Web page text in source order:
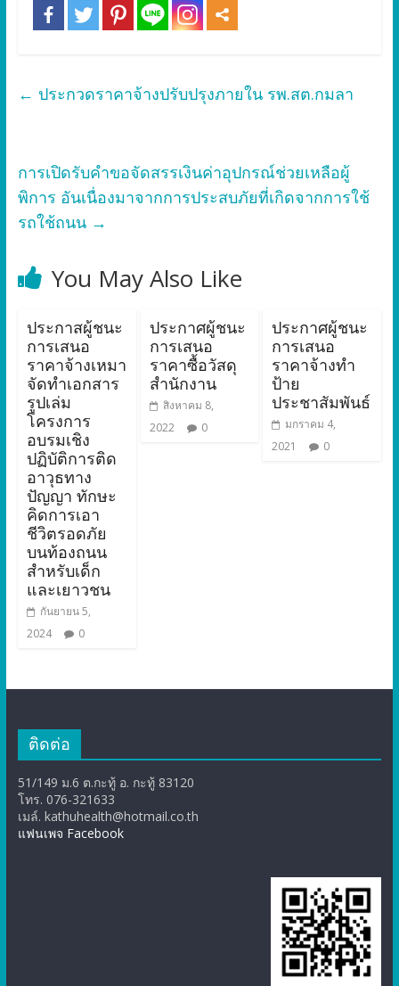
← ประกวดราคาจ้างปรับปรุงภายใน รพ.สต.กมลา
การเปิดรับคำขอจัดสรรเงินค่าอุปกรณ์ช่วยเหลือผู้
พิการ อันเนื่องมาจากการประสบภัยที่เกิดจากการใช้
รถใช้ถนน →
You May Also Like
ประกาสผู้ชนะ
การเสนอ
ราคาจ้างเหมา
จัดทำเอกสาร
รูปเล่ม
โครงการ
อบรมเชิง
ปฏิบัติการติด
อาวุธทาง
ปัญญา ทักษะ
คิดการเอา
ชีวิตรอดภัย
บนท้องถนน
สำหรับเด็ก
และเยาวชน
กันยายน 5,
2024
0
ประกาศผู้ชนะ
การเสนอ
ราคาซื้อวัสดุ
สำนักงาน
สิงหาคม 8,
2022
0
ประกาศผู้ชนะ
การเสนอ
ราคาจ้างทำ
ป้าย
ประชาสัมพันธ์
มกราคม 4,
2021
0
ติดต่อ
51/149 ม.6 ต.กะทู้ อ. กะทู้ 83120
โทร. 076-321633
เมล์. kathuhealth@hotmail.co.th
แฟนเพจ Facebook